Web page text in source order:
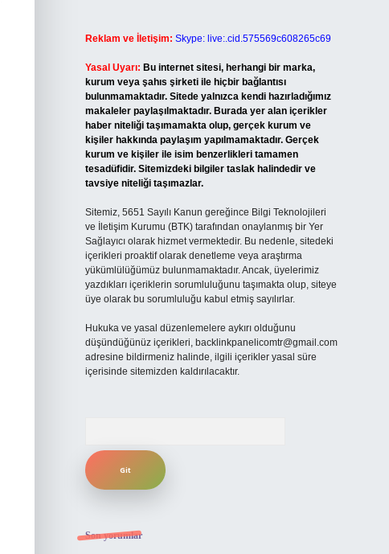
Reklam ve İletişim: Skype: live:.cid.575569c608265c69
Yasal Uyarı: Bu internet sitesi, herhangi bir marka,
kurum veya şahıs şirketi ile hiçbir bağlantısı
bulunmamaktadır. Sitede yalnızca kendi hazırladığımız
makaleler paylaşılmaktadır. Burada yer alan içerikler
haber niteliği taşımamakta olup, gerçek kurum ve
kişiler hakkında paylaşım yapılmamaktadır. Gerçek
kurum ve kişiler ile isim benzerlikleri tamamen
tesadüfidir. Sitemizdeki bilgiler taslak halindedir ve
tavsiye niteliği taşımazlar.
Sitemiz, 5651 Sayılı Kanun gereğince Bilgi Teknolojileri
ve İletişim Kurumu (BTK) tarafından onaylanmış bir Yer
Sağlayıcı olarak hizmet vermektedir. Bu nedenle, sitedeki
içerikleri proaktif olarak denetleme veya araştırma
yükümlülüğümüz bulunmamaktadır. Ancak, üyelerimiz
yazdıkları içeriklerin sorumluluğunu taşımakta olup, siteye
üye olarak bu sorumluluğu kabul etmiş sayılırlar.
Hukuka ve yasal düzenlemelere aykırı olduğunu
düşündüğünüz içerikleri, backlinkpanelicomtr@gmail.com
adresine bildirmeniz halinde, ilgili içerikler yasal süre
içerisinde sitemizden kaldırılacaktır.
Son yorumlar